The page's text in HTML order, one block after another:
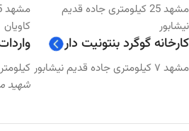
مشهد 25 کیلومتری جاده قدیم
نیشابور
کاویان
کارخانه گوگرد بنتونیت دار
مشهد ۷ کیلومتری جاده قدیم نیشابور
کیلومتر 35 جاده فریمان، ایستگاه
شهید